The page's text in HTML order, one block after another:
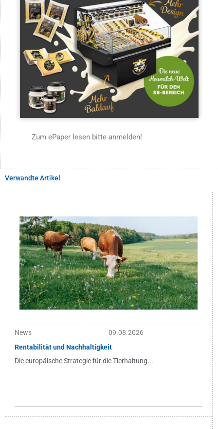
Zum ePaper lesen bitte anmelden!
Verwandte Artikel
News
09.08.2026
Rentabilität und Nachhaltigkeit
Die europäische Strategie für die Tierhaltung...